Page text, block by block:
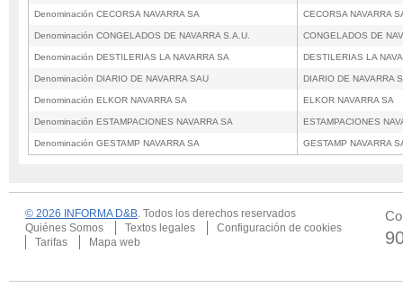
Denominación CECORSA NAVARRA SA CECORSA NAVARRA
Denominación CONGELADOS DE NAVARRA S.A.U. CONGELADOS DE
Denominación DESTILERIAS LA NAVARRA SA DESTILERIAS LA
Denominación DIARIO DE NAVARRA SAU DIARIO DE NAVARRA
Denominación ELKOR NAVARRA SA ELKOR NAVARRA SA
Denominación ESTAMPACIONES NAVARRA SA ESTAMPACIONES
Denominación GESTAMP NAVARRA SA GESTAMP NAVARRA
© 2026 INFORMA D&B. Todos los derechos reservados
Quiénes Somos
Textos legales
Configuración de cookies
Tarifas
Mapa web